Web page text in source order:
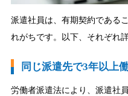
派遣社員は、有期契約である
れがちです。以下、それぞれ
同じ派遣先で3年以上
労働者派遣法により、派遣社